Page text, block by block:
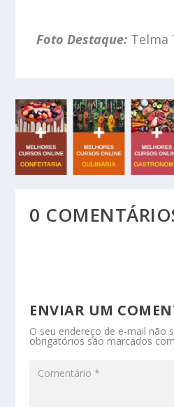
Foto Destaque: Telma
0
ENVIAR UM
O seu endereço de e-mail não
obrigatórios são marcados